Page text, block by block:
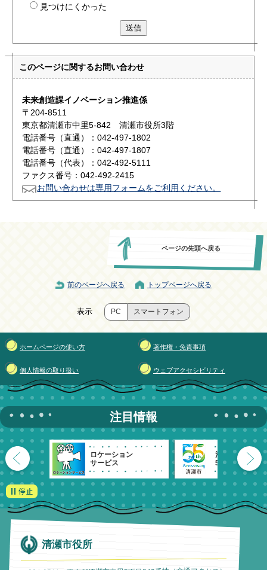
見つけにくかった
送信
このページに関するお問い合わせ
未来創造課イノベーション推進係
〒204-8511
東京都清瀬市中里5-842 清瀬市役所3階
電話番号（直通）：042-497-1802
電話番号（直通）：042-497-1807
電話番号（代表）：042-492-5111
ファクス番号：042-492-2415
お問い合わせは専用フォームをご利用ください。
ページの先頭へ戻る
前のページへ戻る トップページへ戻る
表示 PC スマートフォン
ホームページの使い方 著作権・免責事項
個人情報の取り扱い ウェブアクセシビリティ
注目情報
ロケーション
サービス
清瀬市
55周年記念
清瀬市役所